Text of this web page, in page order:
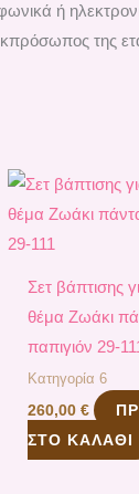
ή
της
Σετ βάπτισης
θέμα Ζωάκι
παπιγιόν 29-
Κατηγορία 6
260,00 €
ΣΤΟ ΚΑΛΆΘΙ